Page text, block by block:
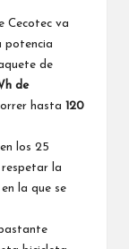
Cecotec va
potencia
de
de
hasta 120
los 25
la
la que se